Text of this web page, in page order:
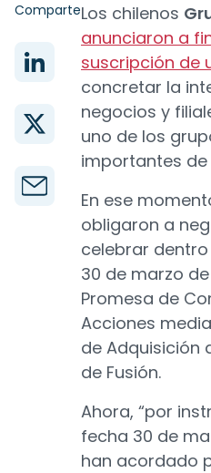
ComparteLos chilenos
anunciaron a
suscripción de
concretar la
negocios y
uno de los
importantes de
En ese
obligaron a
celebrar
30 de marzo
Promesa de
Acciones
de Adquisición
de Fusión.
Ahora, “por
fecha 30 de
han acordado